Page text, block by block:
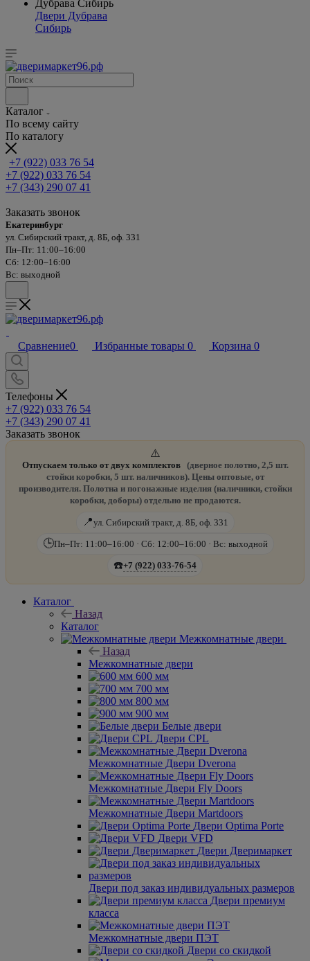
Двери Дубрава
Сибирь
Каталог
По всему сайту
По каталогу
+7 (922) 033 76 54
+7 (922) 033 76 54
+7 (343) 290 07 41
Заказать звонок
Екатеринбург
ул. Сибирский тракт, д. 8Б, оф. 331
Пн–Пт: 11:00–16:00
Сб: 12:00–16:00
Вс: выходной
Сравнение0 Избранные товары 0 Корзина 0
Телефоны
+7 (922) 033 76 54
+7 (343) 290 07 41
Заказать звонок
⚠️
Отпускаем только от двух комплектов
(дверное полотно, 2,5 шт.
стойки коробки, 5 шт. наличников). Цены оптовые, от
производителя. Полотна и погонажные изделия (наличники, стойки
коробки, доборы) отдельно не продаются.
📍ул. Сибирский тракт, д. 8Б, оф. 331
🕒Пн–Пт: 11:00–16:00 · Сб: 12:00–16:00 · Вс: выходной
☎️+7 (922) 033-76-54
Каталог
Назад
Каталог
Межкомнатные двери
Назад
Межкомнатные двери
600 мм
700 мм
800 мм
900 мм
Белые двери
Двери CPL
Межкомнатные Двери Dverona
Межкомнатные Двери Fly Doors
Межкомнатные Двери Martdoors
Двери Optima Porte
Двери VFD
Двери Дверимаркет
Двери под заказ индивидуальных размеров
Двери премиум
класса
Межкомнатные двери ПЭТ
Двери со скидкой